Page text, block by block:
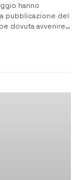
hanno
pubblicazione del
dovuta avvenire
] Avviso p...